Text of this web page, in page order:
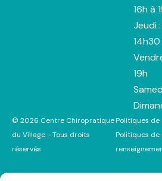
16h à
Jeudi
14h30
19h
© 2026 Centre Chiropratique
du Village - Tous droits
réservés
Politiques
Politiques